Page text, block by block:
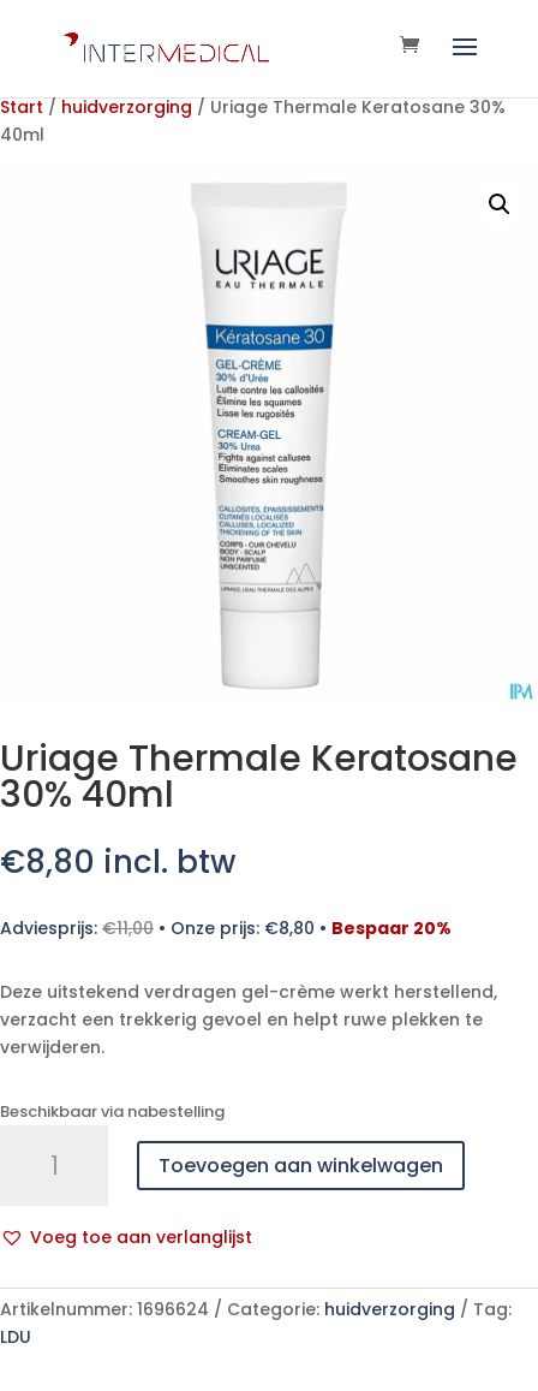
Start / huidverzorging / Uriage Thermale Keratosane 30%
40ml
Uriage Thermale Keratosane
30% 40ml
€8,80 incl. btw
Adviesprijs: €11,00 • Onze prijs: €8,80 • Bespaar 20%
Deze uitstekend verdragen gel-crème werkt herstellend,
verzacht een trekkerig gevoel en helpt ruwe plekken te
verwijderen.
Beschikbaar via nabestelling
Thermale
40ml
Toevoegen aan winkelwagen
Voeg toe aan verlanglijst
l
t
e
Artikelnummer: 1696624 Categorie: huidverzorging
Tag:
LDU